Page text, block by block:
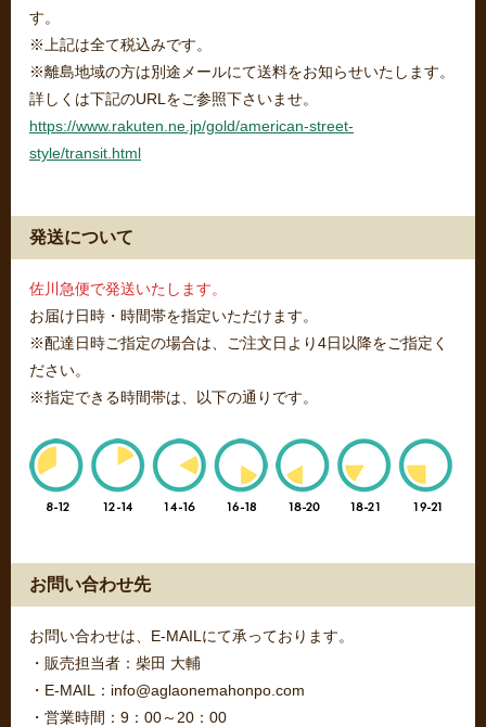
す。
※上記は全て税込みです。
※離島地域の方は別途メールにて送料をお知らせいたします。
詳しくは下記のURLをご参照下さいませ。
https://www.rakuten.ne.jp/gold/american-street-
style/transit.html
発送について
佐川急便で発送いたします。
お届け日時・時間帯を指定いただけます。
※配達日時ご指定の場合は、ご注文日より4日以降をご指定く
ださい。
※指定できる時間帯は、以下の通りです。
お問い合わせ先
お問い合わせは、E-MAILにて承っております。
・販売担当者：柴田 大輔
・E-MAIL：info@aglaonemahonpo.com
・営業時間：9：00～20：00